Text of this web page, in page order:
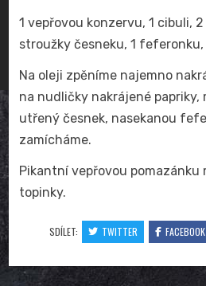
1 vepřovou konzervu, 1 cibuli,
stroužky česneku, 1 feferonku,
Na oleji zpěníme najemno
na nudličky nakrájené papriky,
utřený česnek, nasekanou
zamícháme.
Pikantní vepřovou pomazánku
topinky.
SDÍLET: TWITTER FACEBOOK